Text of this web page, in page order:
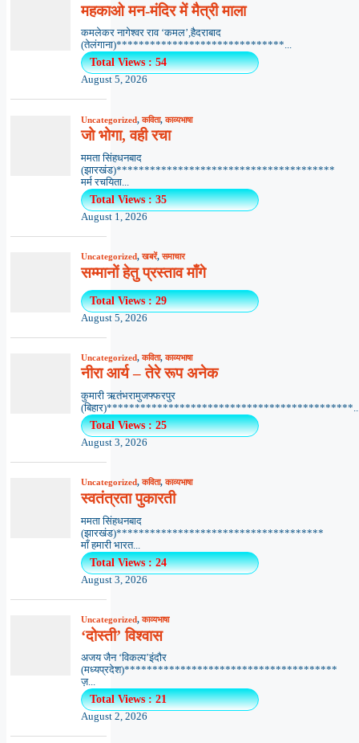
महकाओ मन-मंदिर में मैत्री माला
कमलेकर नागेश्वर राव ‘कमल’,हैदराबाद
(तेलंगाना)******************************...
Total Views : 54
August 5, 2026
Uncategorized,कविता,काव्यभाषा
जो भोगा, वही रचा
ममता सिंहधनबाद
(झारखंड)***************************************
मर्म रचयिता...
Total Views : 35
August 1, 2026
Uncategorized,खबरें,समाचार
सम्मानों हेतु प्रस्ताव माँगे
Total Views : 29
August 5, 2026
Uncategorized,कविता,काव्यभाषा
नीरा आर्य – तेरे रूप अनेक
कुमारी ऋतंभरामुजफ्फरपुर
Total Views : 25
August 3, 2026
Uncategorized,कविता,काव्यभाषा
स्वतंत्रता पुकारती
ममता सिंहधनबाद
(झारखंड)*************************************
माँ हमारी भारत...
Total Views : 24
August 3, 2026
Uncategorized,काव्यभाषा
‘दोस्ती’ विश्वास
अजय जैन ‘विकल्प’इंदौर
(मध्यप्रदेश)**************************************
ज़...
Total Views : 21
August 2, 2026